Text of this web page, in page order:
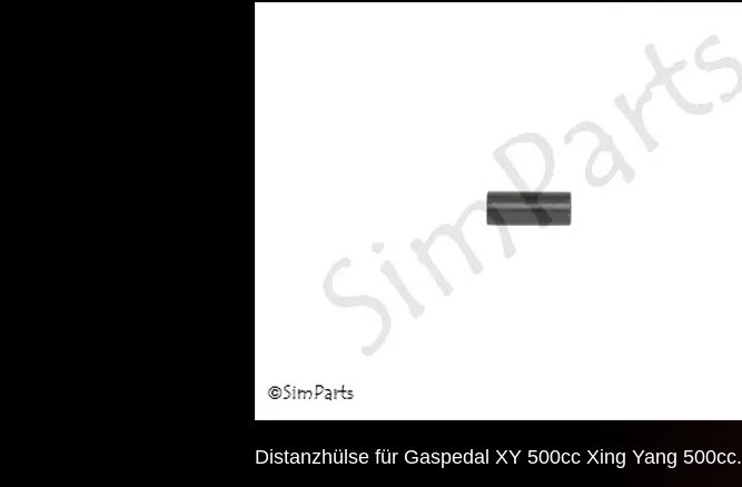
Distanzhülse für Gaspedal XY 500cc Xing Yang 500cc.